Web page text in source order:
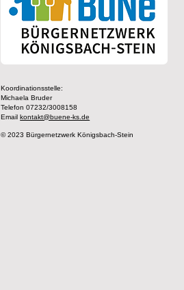
Koordinationsstelle:
Michaela Bruder
Telefon 07232/3008158
Email kontakt@buene-ks.de
© 2023 Bürgernetzwerk Königsbach-Stein